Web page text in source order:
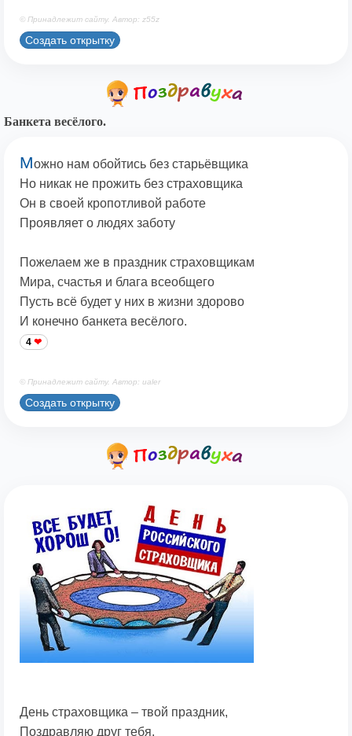
© Принадлежит сайту. Автор: z55z
Создать открытку
Банкета весёлого.
Можно нам обойтись без старьёвщика
Но никак не прожить без страховщика
Он в своей кропотливой работе
Проявляет о людях заботу
Пожелаем же в праздник страховщикам
Мира, счастья и блага всеобщего
Пусть всё будет у них в жизни здорово
И конечно банкета весёлого.
4
© Принадлежит сайту. Автор: ualer
Создать открытку
День страховщика – твой праздник,
Поздравляю друг тебя.